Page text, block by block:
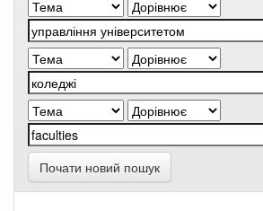
Почати новий пошук